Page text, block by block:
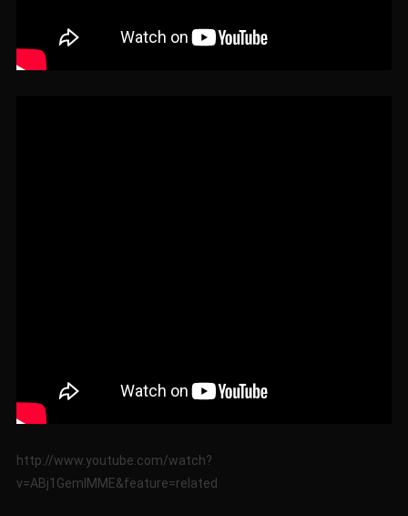
http://www.youtube.com/watch?
v=ABj1GemIMME&feature=related